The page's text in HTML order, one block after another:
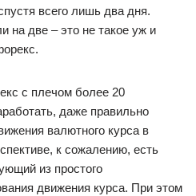
всего лишь два дня.
на две – это не такое уж и
с плечом более 20
даже правильно
валютного курса в
к сожалению, есть
из простого
движения курса. При этом